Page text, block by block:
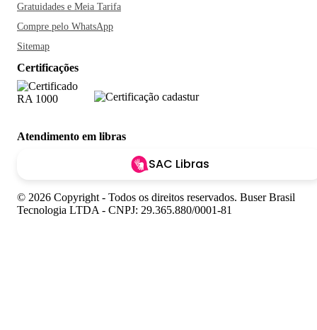
Gratuidades e Meia Tarifa
Compre pelo WhatsApp
Sitemap
Certificações
Atendimento em libras
SAC Libras
© 2026 Copyright - Todos os direitos reservados. Buser Brasil
Tecnologia LTDA - CNPJ: 29.365.880/0001-81